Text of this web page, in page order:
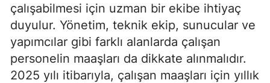
çalışabilmesi için uzman bir ekibe ihtiyaç
duyulur. Yönetim, teknik ekip, sunucular ve
yapımcılar gibi farklı alanlarda çalışan
personelin maaşları da dikkate alınmalıdır.
2025 yılı itibarıyla, çalışan maaşları için yıllık